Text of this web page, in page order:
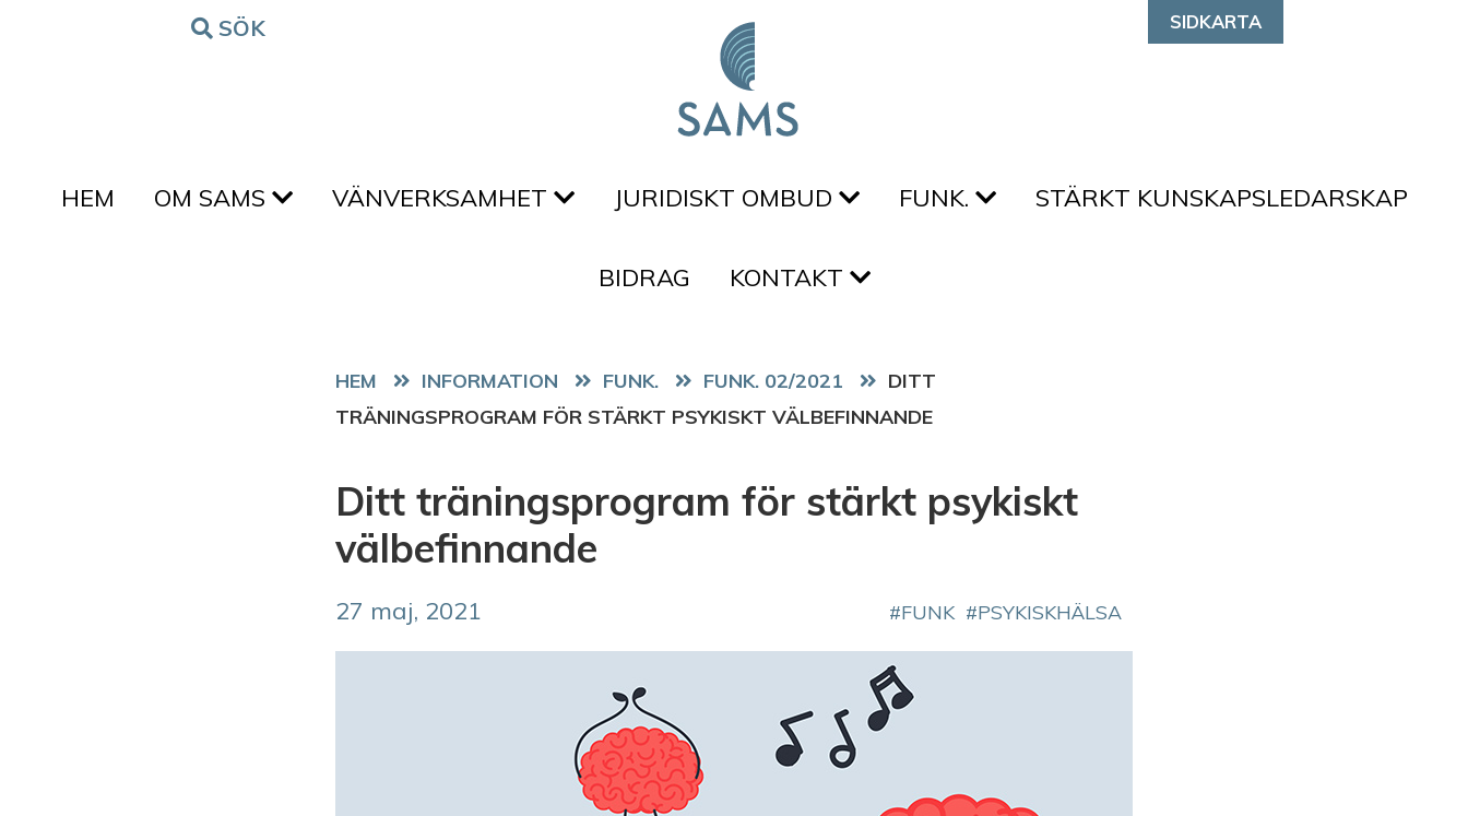
Hoppa till innehålletSÖK SIDKARTA
HEM OM SAMS VÄNVERKSAMHET JURIDISKT OMBUD FUNK. STÄRKT KUNSKAPSLEDARSKAP
BIDRAG KONTAKT
HEM FUNK. FUNK. 02/2021
DITT
TRÄNINGSPROGRAM FÖR STÄRKT PSYKISKT VÄLBEFINNANDE
Ditt träningsprogram för stärkt psykiskt
välbefinnande
27 maj, 2021 FUNK PSYKISKHÄLSA